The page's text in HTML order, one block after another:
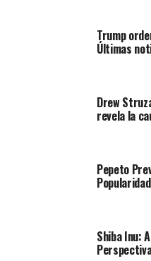
Trump
Últimas
Drew
revela la
Pepeto
Shiba Inu: